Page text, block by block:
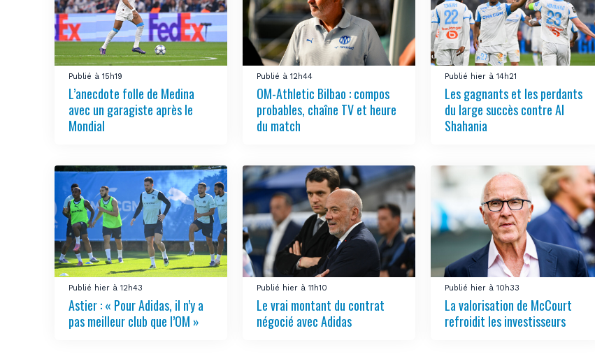
Publié à 15h19
L’anecdote folle de Medina
avec un garagiste après le
Mondial
Publié à 12h44
OM-Athletic Bilbao : compos
probables, chaîne TV et heure
du match
Publié hier à 14h21
Les gagnants et les perdants
du large succès contre Al
Shahania
Publié hier à 12h43
Astier : « Pour Adidas, il n’y a
pas meilleur club que l’OM »
Publié hier à 11h10
Le vrai montant du contrat
négocié avec Adidas
Publié hier à 10h33
La valorisation de McCourt
refroidit les investisseurs